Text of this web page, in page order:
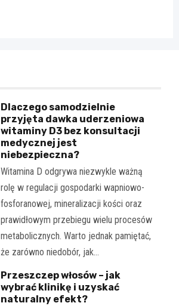
Dlaczego samodzielnie
przyjęta dawka uderzeniowa
witaminy D3 bez konsultacji
medycznej jest
niebezpieczna?
Witamina D odgrywa niezwykle ważną
rolę w regulacji gospodarki wapniowo-
fosforanowej, mineralizacji kości oraz
prawidłowym przebiegu wielu procesów
metabolicznych. Warto jednak pamiętać,
że zarówno niedobór, jak…
Przeszczep włosów – jak
wybrać klinikę i uzyskać
naturalny efekt?